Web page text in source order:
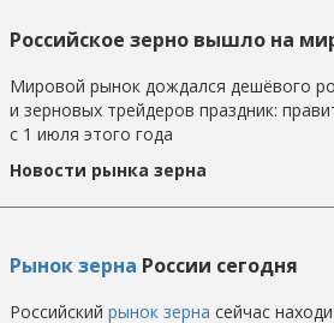
Российское зерно вышло на
Мировой рынок дождался дешёвого
и зерновых трейдеров праздник:
с 1 июля этого года
Новости рынка зерна
Рынок зерна России сегодня
Российский рынок зерна сейчас